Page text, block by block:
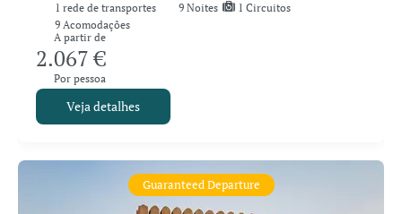
1 rede de transportes 9 Noites
1 Circuitos
9 Acomodações
A partir de
2.067 €
Por pessoa
Veja detalhes
Guaranteed Departure